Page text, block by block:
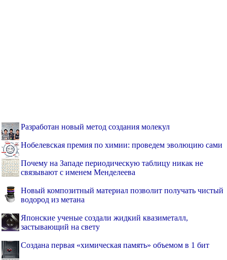
Разработан новый метод создания молекул
Нобелевская премия по химии: проведем эволюцию сами
Почему на Западе периодическую таблицу никак не
связывают с именем Менделеева
Новый композитный материал позволит получать чистый
водород из метана
Японские ученые создали жидкий квазиметалл,
застывающий на свету
Создана первая «химическая память» объемом в 1 бит